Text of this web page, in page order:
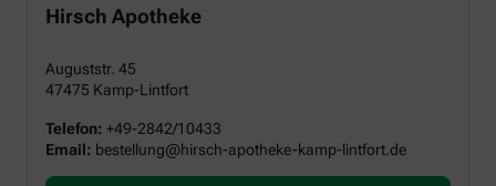
Hirsch Apotheke
Auguststr. 45
47475 Kamp-Lintfort
Telefon: +49-2842/10433
Email: bestellung@hirsch-apotheke-kamp-lintfort.de